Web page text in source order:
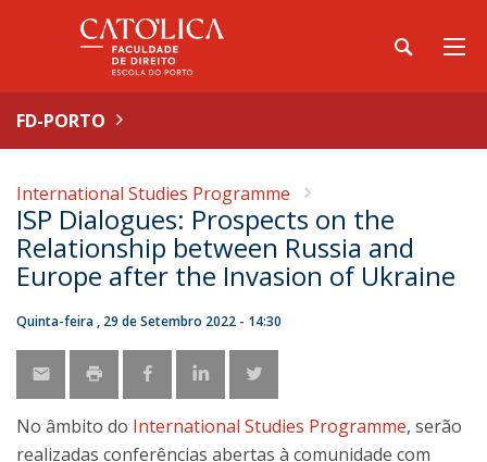
FD-PORTO
International Studies Programme
ISP Dialogues: Prospects on the
Relationship between Russia and
Europe after the Invasion of Ukraine
Quinta-feira , 29 de Setembro 2022 - 14:30
No âmbito do International Studies Programme, serão
realizadas conferências abertas à comunidade com